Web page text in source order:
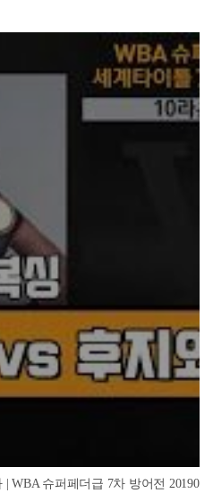
WBA 슈퍼페더급 7차 방어전